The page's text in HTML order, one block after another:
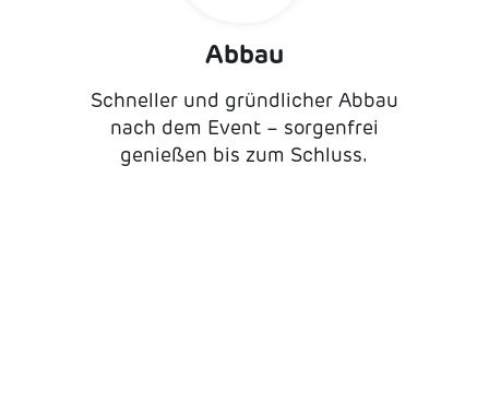
Abbau
Schneller und gründlicher Abbau
nach dem Event – sorgenfrei
genießen bis zum Schluss.